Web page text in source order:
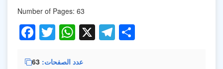
Number of Pages: 63
Facebook
Twitter
WhatsApp
X Telegram
عدد الصفحات 63